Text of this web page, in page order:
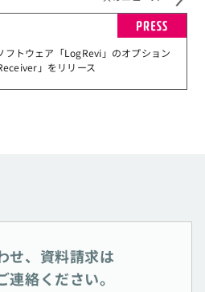
フトウェア「LogRevi」のオプション
」をリリース
せ、資料請求は
連絡ください。